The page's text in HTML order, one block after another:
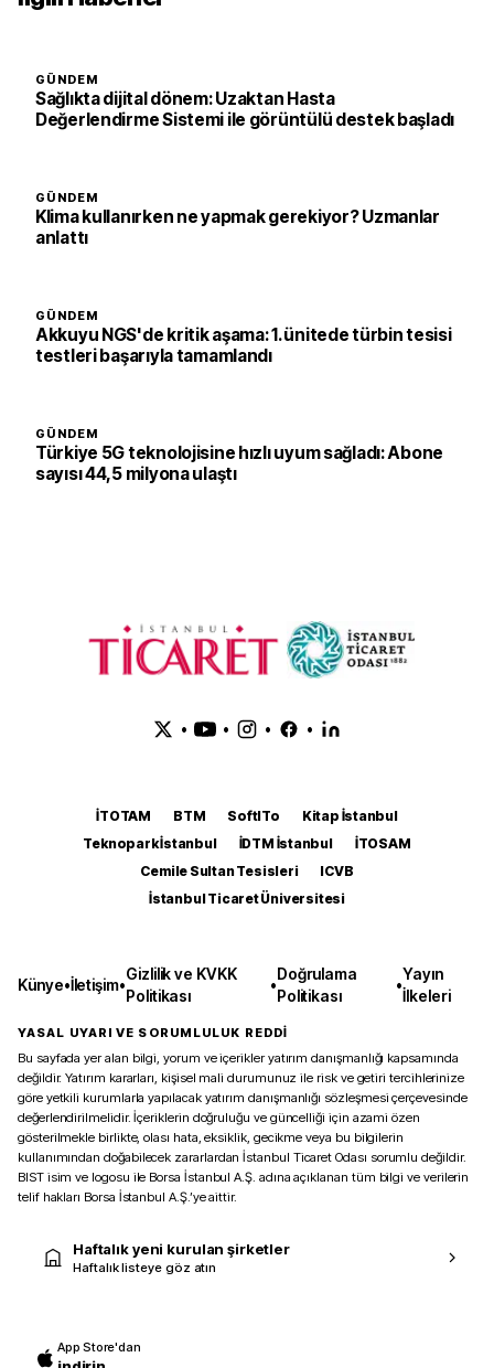
GÜNDEM
Sağlıkta dijital dönem: Uzaktan Hasta
Değerlendirme Sistemi ile görüntülü destek başladı
GÜNDEM
Klima kullanırken ne yapmak gerekiyor? Uzmanlar
anlattı
GÜNDEM
Akkuyu NGS'de kritik aşama: 1. ünitede türbin tesisi
testleri başarıyla tamamlandı
GÜNDEM
Türkiye 5G teknolojisine hızlı uyum sağladı: Abone
sayısı 44,5 milyona ulaştı
• • • •
İTOTAM BTM SoftITo
Kitap İstanbul
Teknopark İstanbul
İDTM İstanbul
İTOSAM
Cemile Sultan Tesisleri
ICVB
İstanbul Ticaret Üniversitesi
Künye•İletişim•
Gizlilik ve KVKK
Politikası
•
Doğrulama
Politikası
•
Yayın
İlkeleri
YASAL UYARI VE SORUMLULUK REDDİ
Bu sayfada yer alan bilgi, yorum ve içerikler yatırım danışmanlığı kapsamında
değildir. Yatırım kararları, kişisel mali durumunuz ile risk ve getiri tercihlerinize
göre yetkili kurumlarla yapılacak yatırım danışmanlığı sözleşmesi çerçevesinde
değerlendirilmelidir. İçeriklerin doğruluğu ve güncelliği için azami özen
gösterilmekle birlikte, olası hata, eksiklik, gecikme veya bu bilgilerin
kullanımından doğabilecek zararlardan İstanbul Ticaret Odası sorumlu değildir.
BIST isim ve logosu ile Borsa İstanbul A.Ş. adına açıklanan tüm bilgi ve verilerin
telif hakları Borsa İstanbul A.Ş.’ye aittir.
Haftalık yeni kurulan şirketler
Haftalık listeye göz atın
App Store'dan